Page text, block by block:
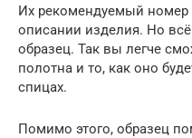
Их рекомендуемый номер
описании изделия. Но
образец. Так вы легче
полотна и то, как оно
спицах.
Помимо этого, образец